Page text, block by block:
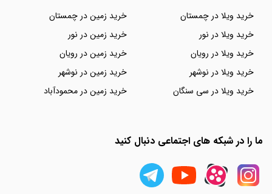
خرید ویلا در چمستان
خرید ویلا در نور
خرید ویلا در رویان
خرید ویلا در نوشهر
خرید ویلا در سی سنگان
خرید زمین در چمستان
خرید زمین در نور
خرید زمین در رویان
خرید زمین در نوشهر
خرید زمین در محمودآباد
ما را در شبکه های اجتماعی دنبال کنید